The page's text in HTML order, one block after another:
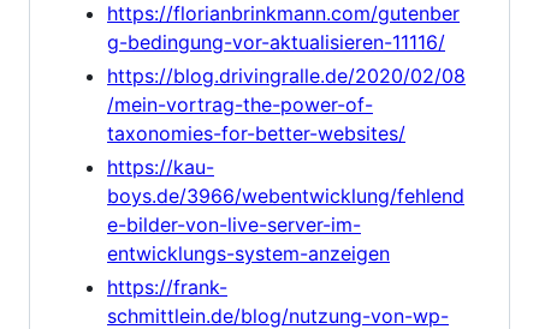
https://florianbrinkmann.com/gutenber
g-bedingung-vor-aktualisieren-11116/
https://blog.drivingralle.de/2020/02/08
/mein-vortrag-the-power-of-
taxonomies-for-better-websites/
https://kau-
boys.de/3966/webentwicklung/fehlend
e-bilder-von-live-server-im-
entwicklungs-system-anzeigen
https://frank-
schmittlein.de/blog/nutzung-von-wp-